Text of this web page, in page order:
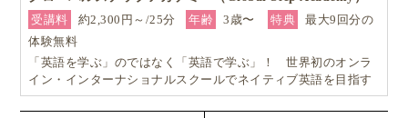
受講料
約2,300円～/25分 年齢 3歳〜 特典
最大9回分の
体験無料
「英語を学ぶ」のではなく「英語で学ぶ」！ 世界初のオンラ
イン・インターナショナルスクールでネイティブ英語を目指す